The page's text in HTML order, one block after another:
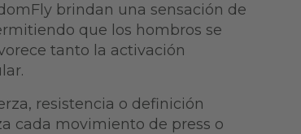
brindan una sensación de
que los hombros se
tanto la activación
resistencia o definición
cada movimiento de press o